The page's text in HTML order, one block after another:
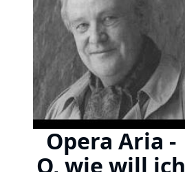
Opera Aria -
O, wie will ich